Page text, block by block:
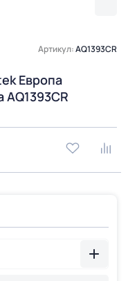
Артикул:AQ1393CR
Европа